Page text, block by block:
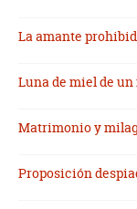
La amante
Luna de miel de
Matrimonio y
Proposición